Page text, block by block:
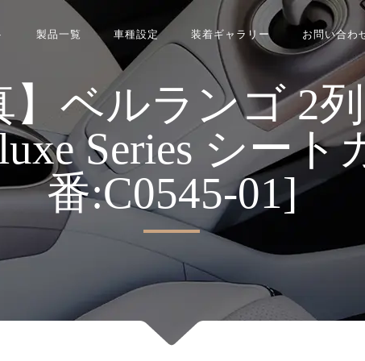
製品一覧 車種設定 装着ギャラリー お問い合わ
】ベルランゴ 2
Series シート
番:C0545-01]